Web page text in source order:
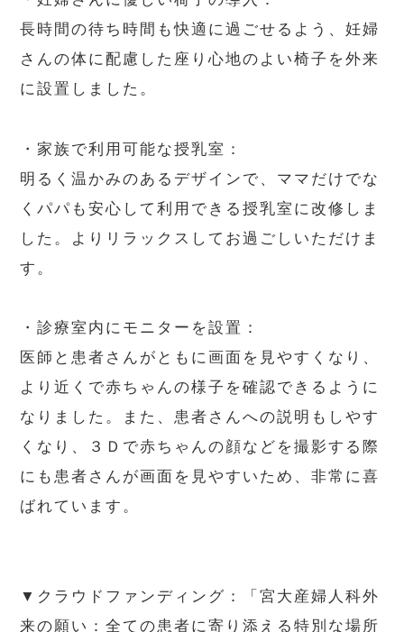
長時間の待ち時間も快適に過ごせるよう、妊婦
さんの体に配慮した座り心地のよい椅子を外来
に設置しました。
・家族で利用可能な授乳室：
明るく温かみのあるデザインで、ママだけでな
くパパも安心して利用できる授乳室に改修しま
した。よりリラックスしてお過ごしいただけま
す。
・診療室内にモニターを設置：
医師と患者さんがともに画面を見やすくなり、
より近くで赤ちゃんの様子を確認できるように
なりました。また、患者さんへの説明もしやす
くなり、３Ｄで赤ちゃんの顔などを撮影する際
にも患者さんが画面を見やすいため、非常に喜
ばれています。
▼クラウドファンディング：「宮大産婦人科外
来の願い：全ての患者に寄り添える特別な場所